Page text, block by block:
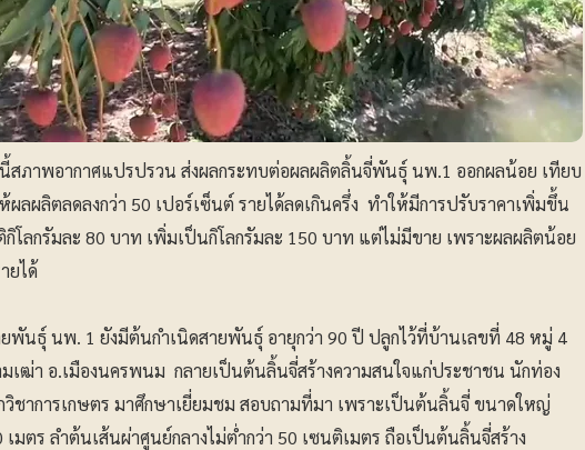
สภาพอากาศแปรปรวน ส่งผลกระทบต่อผลผลิตลิ้นจี่พันธุ์ นพ.1 ออกผลน้อย เทียบ
ลผลิตลดลงกว่า 50 เปอร์เซ็นต์ รายได้ลดเกินครึ่ง ทำให้มีการปรับราคาเพิ่มขึ้น
กิโลกรัมละ 80 บาท เพิ่มเป็นกิโลกรัมละ 150 บาท แต่ไม่มีขาย เพราะผลผลิตน้อย
ยได้
พันธุ์ นพ. 1 ยังมีต้นกำเนิดสายพันธุ์ อายุกว่า 90 ปี ปลูกไว้ที่บ้านเลขที่ 48 หมู่ 4
เฒ่า อ.เมืองนครพนม กลายเป็นต้นลิ้นจี่สร้างความสนใจแก่ประชาชน นักท่อง
วิชาการเกษตร มาศึกษาเยี่ยมชม สอบถามที่มา เพราะเป็นต้นลิ้นจี่ ขนาดใหญ่
เมตร ลำต้นเส้นผ่าศูนย์กลางไม่ต่ำกว่า 50 เซนติเมตร ถือเป็นต้นลิ้นจี่สร้าง